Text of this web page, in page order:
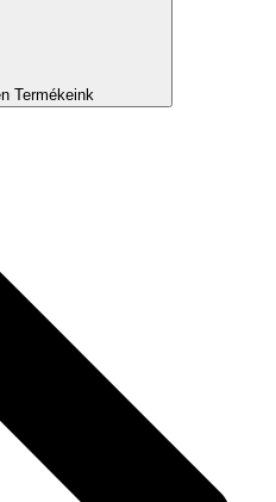
Termékeink